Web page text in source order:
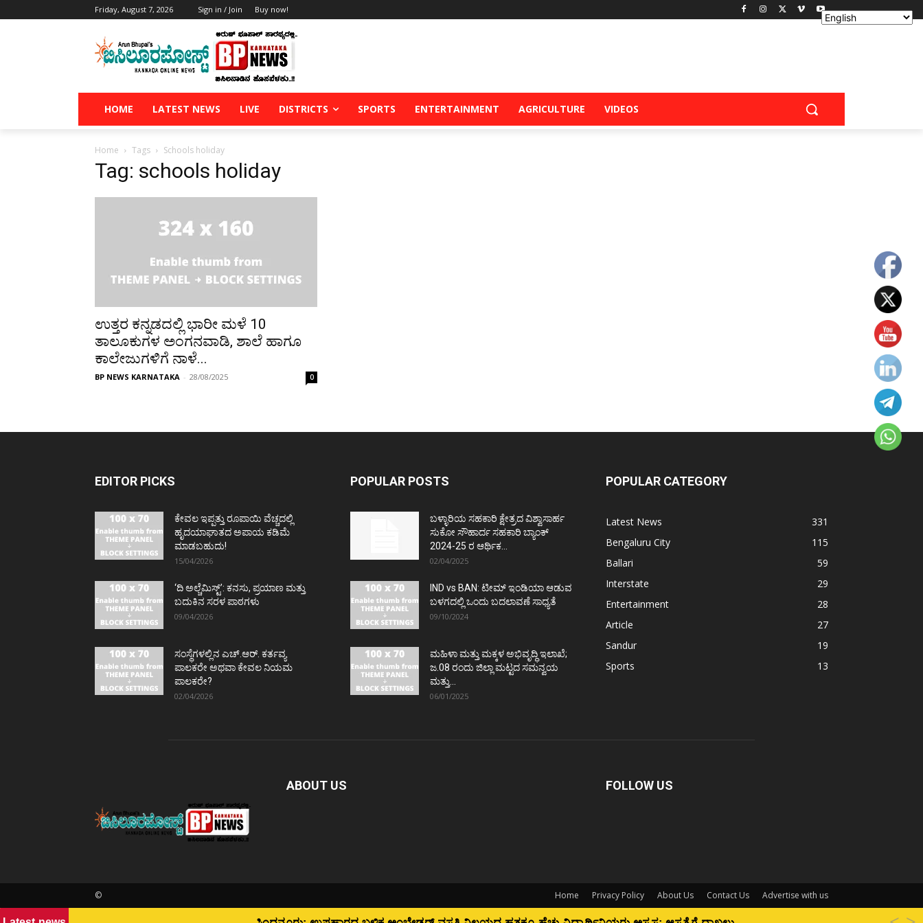
Friday, August 7, 2026 Sign in / Join Buy now!
HOME LATEST NEWS LIVE DISTRICTS SPORTS ENTERTAINMENT AGRICULTURE VIDEOS
Home Tags Schools holiday
Tag: schools holiday
ಉತ್ತರ ಕನ್ನಡದಲ್ಲಿ ಭಾರೀ ಮಳೆ 10
ತಾಲೂಕುಗಳ ಅಂಗನವಾಡಿ, ಶಾಲೆ ಹಾಗೂ
ಕಾಲೇಜುಗಳಿಗೆ ನಾಳೆ...
BP NEWS KARNATAKA - 28/08/2025 0
EDITOR PICKS
ಕೇವಲ ಇಪ್ಪತ್ತು ರೂಪಾಯಿ ವೆಚ್ಚದಲ್ಲಿ
ಹೃದಯಾಘಾತದ ಅಪಾಯ ಕಡಿಮೆ
ಮಾಡಬಹುದು!
15/04/2026
‘ದಿ ಅಲ್ಚೆಮಿಸ್ಟ್’: ಕನಸು, ಪ್ರಯಾಣ ಮತ್ತು
ಬದುಕಿನ ಸರಳ ಪಾಠಗಳು
09/04/2026
ಸಂಸ್ಥೆಗಳಲ್ಲಿನ ಎಚ್.ಆರ್. ಕರ್ತವ್ಯ
ಪಾಲಕರೇ ಅಥವಾ ಕೇವಲ ನಿಯಮ
ಪಾಲಕರೇ?
02/04/2026
POPULAR POSTS
ಬಳ್ಳಾರಿಯ ಸಹಕಾರಿ ಕ್ಷೇತ್ರದ ವಿಶ್ವಾಸಾರ್ಹ
ಸುಕೋ ಸೌಹಾರ್ದ ಸಹಕಾರಿ ಬ್ಯಾಂಕ್
2024-25 ರ ಆರ್ಥಿಕ...
02/04/2025
IND vs BAN: ಟೀಮ್ ಇಂಡಿಯಾ ಆಡುವ
ಬಳಗದಲ್ಲಿ ಒಂದು ಬದಲಾವಣೆ ಸಾಧ್ಯತೆ
09/10/2024
ಮಹಿಳಾ ಮತ್ತು ಮಕ್ಕಳ ಅಭಿವೃದ್ಧಿ ಇಲಾಖೆ;
ಜ.08 ರಂದು ಜಿಲ್ಲಾ ಮಟ್ಟದ ಸಮನ್ವಯ
ಮತ್ತು...
06/01/2025
POPULAR CATEGORY
Latest News
331
Bengaluru City
115
Ballari
59
Interstate
29
Entertainment
28
Article
27
Sandur
19
Sports
13
ABOUT US FOLLOW US
Home Privacy Policy About Us Contact Us Advertise with us
©